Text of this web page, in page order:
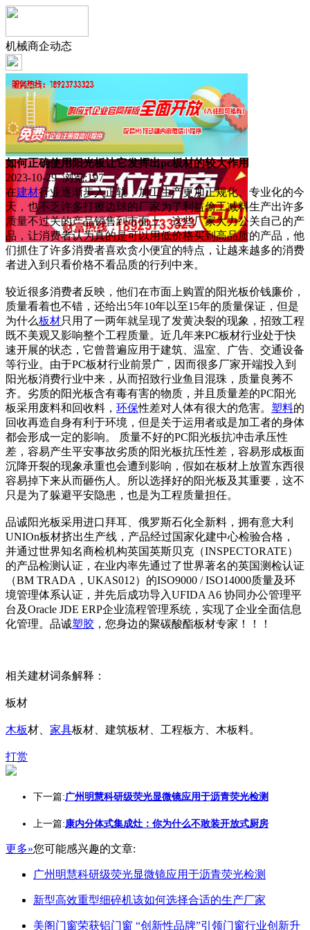
机械商企动态
如何正确使用阳光板让它发挥出pc板材的较大作用
2023-10-29 浏览:197
在建材行业逐渐步入正轨，加工生产更加正规化、专业化的今
天，也不乏许多打擦边球的厂家为了利益偷工减料生产出许多
质量不过关的产品销售到市面上。这些厂家大力公关自己的产
品，让消费者认为真的是可以用低价格买到高品质的产品，他
们抓住了许多消费者喜欢贪小便宜的特点，让越来越多的消费
者进入到只看价格不看品质的行列中来。
较近很多消费者反映，他们在市面上购置的阳光板价钱廉价，
质量看着也不错，还给出5年10年以至15年的质量保证，但是
为什么板材只用了一两年就呈现了发黄决裂的现象，招致工程
既不美观又影响整个工程质量。近几年来PC板材行业处于快
速开展的状态，它曾普遍应用于建筑、温室、广告、交通设备
等行业。由于PC板材行业前景广，因而很多厂家开端投入到
阳光板消费行业中来，从而招致行业鱼目混珠，质量良莠不
齐。劣质的阳光板含有毒有害的物质，并且质量差的PC阳光
板采用废料和回收料， 环保性差对人体有很大的危害。 塑料的
回收再造自身有利于环境，但是关于运用者或是加工者的身体
都会形成一定的影响。 质量不好的PC阳光板抗冲击承压性
差，容易产生平安事故劣质的阳光板抗压性差，容易形成板面
沉降开裂的现象承重也会遭到影响，假如在板材上放置东西很
容易掉下来从而砸伤人。所以选择好的阳光板及其重要，这不
只是为了躲避平安隐患，也是为工程质量担任。
品诚阳光板采用进口拜耳、俄罗斯石化全新料，拥有意大利
UNIOn板材挤出生产线，产品经过国家化建中心检验合格，
并通过世界知名商检机构英国英斯贝克（INSPECTORATE）
的产品检测认证，在业内率先通过了世界著名的英国测检认证
（BM TRADA，UKAS012）的ISO9000 / ISO14000质量及环
境管理体系认证，并先后成功导入UFIDA A6 协同办公管理平
台及Oracle JDE ERP企业流程管理系统，实现了企业全面信息
化管理。品诚塑胶 ，您身边的聚碳酸酯板材专家！！！
相关建材词条解释：
板材
木板材、 家具板材、建筑板材、工程板方、木板料。
打赏
下一篇:广州明慧科研级荧光显微镜应用于沥青荧光检测
上一篇:康内分体式集成灶：你为什么不敢装开放式厨房
更多»您可能感兴趣的文章:
广州明慧科研级荧光显微镜应用于沥青荧光检测
新型高效重型细碎机该如何选择合适的生产厂家
美阁门窗荣获铝门窗 “创新性品牌”引领门窗行业创新升